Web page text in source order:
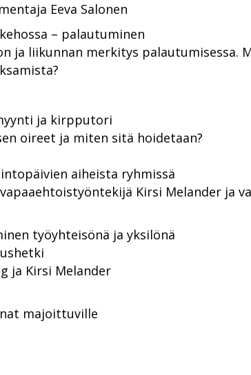
Eeva Salonen
– palautuminen
ja liikunnan merkitys palautumisessa.
ja kirpputori
oireet ja miten sitä hoidetaan?
aiheista ryhmissä
Kirsi Melander ja
työyhteisönä ja yksilönä
ja Kirsi Melander
majoittuville